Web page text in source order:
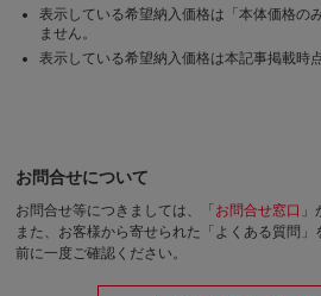
表示している希望納入価格は「本体価格の
ません。
表示している希望納入価格は本記事掲載時
お問合せについて
お問合せ等につきましては、「 お問合せ窓口
また、お客様から寄せられた「よくある質問
前に一度ご確認ください。